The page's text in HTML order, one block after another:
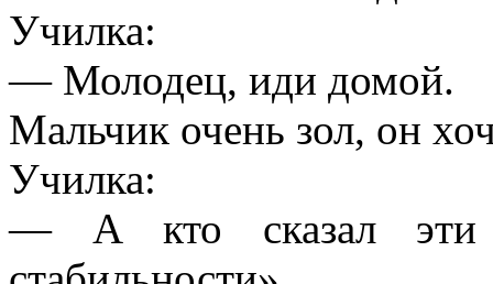
Училка:
— Молодец, иди домой.
Мальчик очень зол, он
Училка:
— А кто сказал эти